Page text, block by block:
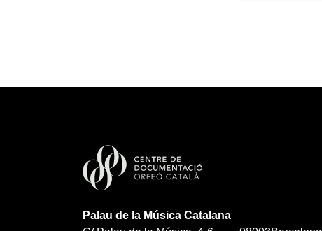
Palau de la Música Catalana